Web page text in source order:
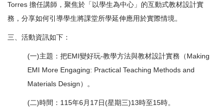
Torres 擔任講師，聚焦於「以學生為中心」的互動式教材設計實
務，分享如何引導學生將課堂所學延伸應用於實際情境。
三、活動資訊如下：
(一)主題：把EMI變好玩-教學方法與教材設計實務（Making
EMI More Engaging: Practical Teaching Methods and
Materials Design）。
(二)時間：115年6月17日(星期三)13時至15時。